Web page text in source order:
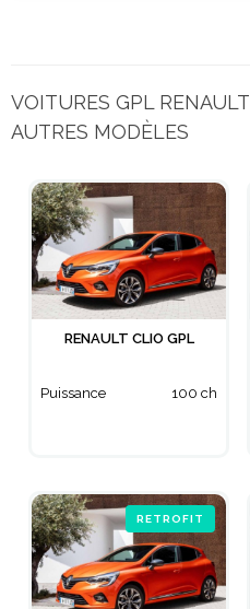
VOITURES GPL RENAULT
AUTRES MODÈLES
RENAULT CLIO GPL
Puissance 100 ch
RETROFIT